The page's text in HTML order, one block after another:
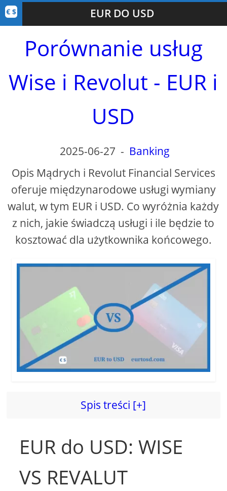
EUR DO USD
Porównanie usług
Wise i Revolut - EUR i
USD
2025-06-27 - Banking
Opis Mądrych i Revolut Financial Services
oferuje międzynarodowe usługi wymiany
walut, w tym EUR i USD. Co wyróżnia każdy
z nich, jakie świadczą usługi i ile będzie to
kosztować dla użytkownika końcowego.
Spis treści [+]
EUR do USD: WISE
VS REVALUT